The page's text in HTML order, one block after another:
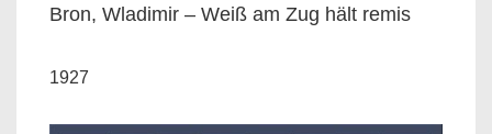
Bron, Wladimir – Weiß am Zug hält remis
1927